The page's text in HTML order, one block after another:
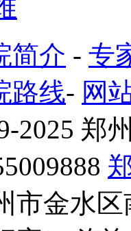
简介 - 专
路线- 网
2025 郑
市金水